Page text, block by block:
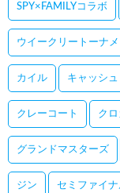
SPY×FAMILYコラボ
ウイークリートーナメ
カイル キャッシ
クレーコート クロ
グランドマスターズ
ジン セミファイ